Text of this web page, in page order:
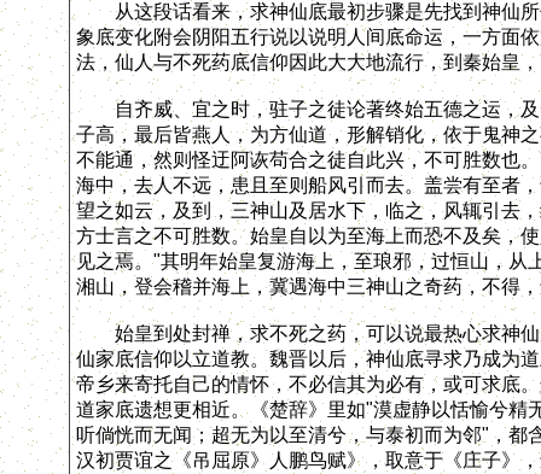
从这段话看来，求神仙底最初步骤是先找到神仙所
象底变化附会阴阳五行说以说明人间底命运，一方面
法，仙人与不死药底信仰因此大大地流行，到秦始皇
自齐威、宜之时，驻子之徒论著终始五德之运，及
子高，最后皆燕人，为方仙道，形解销化，依于鬼神
不能通，然则怪迂阿诙苟合之徒自此兴，不可胜数也
海中，去人不远，患且至则船风引而去。盖尝有至者
望之如云，及到，三神山及居水下，临之，风辄引去
方士言之不可胜数。始皇自以为至海上而恐不及矣，
见之焉。"其明年始皇复游海上，至琅邪，过恒山，
湘山，登会稽并海上，冀遇海中三神山之奇药，不得
始皇到处封禅，求不死之药，可以说最热心求神仙
仙家底信仰以立道教。魏晋以后，神仙底寻求乃成为
帝乡来寄托自己的情怀，不必信其为必有，或可求底
道家底遗想更相近。《楚辞》里如"漠虚静以恬愉兮
听倘恍而无闻；超无为以至清兮，与泰初而为邻"，
汉初贾谊之《吊屈原》人鹏鸟赋》，取意于《庄子》